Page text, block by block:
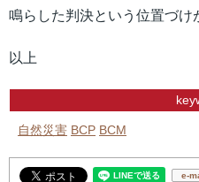
鳴らした判決という位置づけ
以上
自然災害 BCP BCM
e-